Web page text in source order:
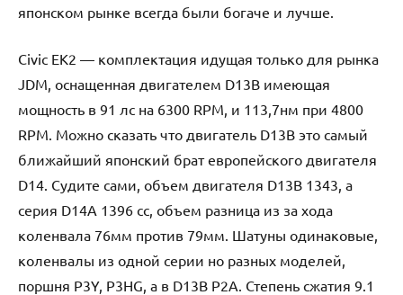
японском рынке всегда были богаче и лучше.
Civic EK2 — комплектация идущая только для рынка
JDM, оснащенная двигателем D13B имеющая
мощность в 91 лс на 6300 RPM, и 113,7нм при 4800
RPM. Можно сказать что двигатель D13B это самый
ближайший японский брат европейского двигателя
D14. Судите сами, объем двигателя D13B 1343, а
серия D14A 1396 cc, объем разница из за хода
коленвала 76мм против 79мм. Шатуны одинаковые,
коленвалы из одной серии но разных моделей,
поршня P3Y, P3HG, а в D13B P2A. Степень сжатия 9.1